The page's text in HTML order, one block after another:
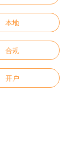
本地
合规
开户